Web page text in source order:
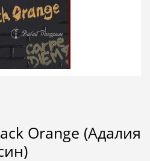
Orange (Адалия